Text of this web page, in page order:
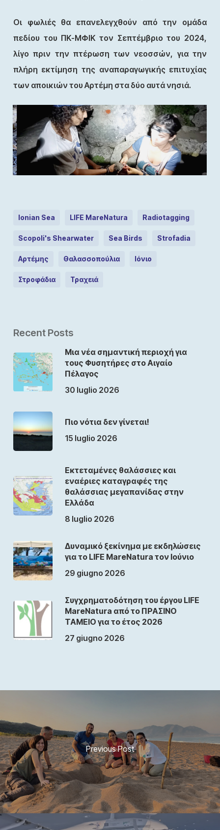
Οι φωλιές θα επανελεγχθούν από την ομάδα
πεδίου του ΠΚ-ΜΦΙΚ τον Σεπτέμβριο του 2024,
λίγο πριν την πτέρωση των νεοσσών, για την
πλήρη εκτίμηση της αναπαραγωγικής επιτυχίας
των αποικιών του Αρτέμη στα δύο αυτά νησιά.
Ionian Sea LIFE MareNatura Radiotagging
Scopoli's Shearwater Sea Birds Strofadia
Αρτέμης Θαλασσοπούλια Ιόνιο
Στροφάδια Τραχειά
Recent Posts
Μια νέα σημαντική περιοχή για
τους Φυσητήρες στο Αιγαίο
Πέλαγος
30 luglio 2026
Πιο νότια δεν γίνεται!
15 luglio 2026
Εκτεταμένες θαλάσσιες και
εναέριες καταγραφές της
θαλάσσιας μεγαπανίδας στην
Ελλάδα
8 luglio 2026
Δυναμικό ξεκίνημα με εκδηλώσεις
για το LIFE MareNatura τον Ιούνιο
29 giugno 2026
Συγχρηματοδότηση του έργου LIFE
MareNatura από το ΠΡΑΣΙΝΟ
ΤΑΜΕΙΟ για το έτος 2026
27 giugno 2026
Previous Post